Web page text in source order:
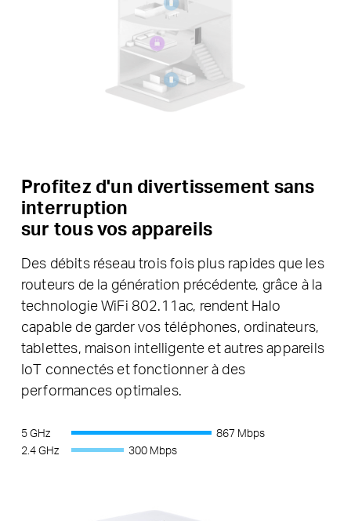
Profitez d'un divertissement sans
interruption
sur tous vos appareils
Des débits réseau trois fois plus rapides que les
routeurs de la génération précédente, grâce à la
technologie WiFi 802.11ac, rendent Halo
capable de garder vos téléphones, ordinateurs,
tablettes, maison intelligente et autres appareils
IoT connectés et fonctionner à des
performances optimales.
5 GHz
867 Mbps
2.4 GHz
300 Mbps